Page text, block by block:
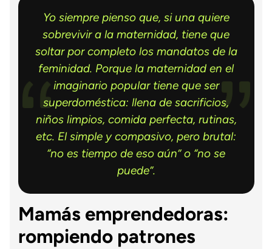
Yo siempre pienso que, si una quiere
sobrevivir a la maternidad, tiene que
soltar por completo los mandatos de la
feminidad. Porque la maternidad en el
imaginario popular tiene que ser
superdoméstica: llena de sacrificios,
niños limpios, comida perfecta, rutinas,
etc. El simple y compasivo, pero brutal:
“no es tiempo de eso aún” o “no se
puede”.
Mamás emprendedoras:
rompiendo patrones